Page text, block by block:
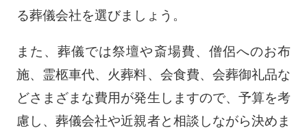
る葬儀会社を選びましょう。
また、葬儀では祭壇や斎場費、僧侶へのお布
施、霊柩車代、火葬料、会食費、会葬御礼品な
どさまざまな費用が発生しますので、予算を考
慮し、葬儀会社や近親者と相談しながら決めま